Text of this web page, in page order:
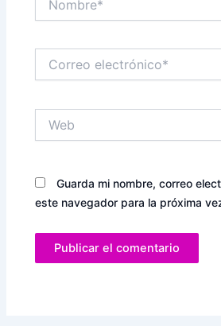
electrónico*
Guarda mi nombre, correo
este navegador para la próxima